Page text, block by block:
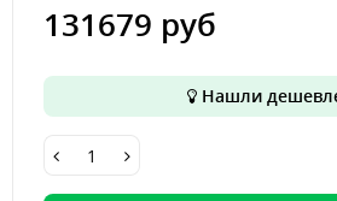
131679 руб
Нашли